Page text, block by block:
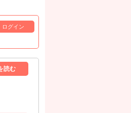
ログイン